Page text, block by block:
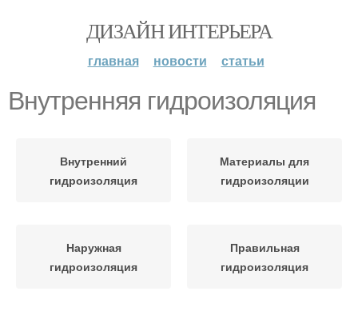
ДИЗАЙН ИНТЕРЬЕРА
главная новости статьи
Внутренняя гидроизоляция
Внутренний
гидроизоляция
Материалы для
гидроизоляции
Наружная
гидроизоляция
Правильная
гидроизоляция